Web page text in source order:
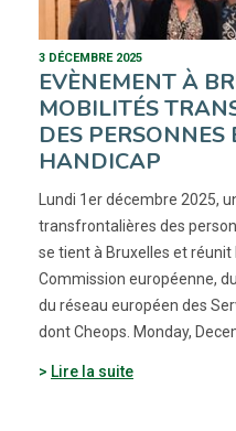
3 DÉCEMBRE 2025
EVÈNEMENT À
MOBILITÉS
DES
HANDICAP
Lundi 1er décembre 2025,
transfrontalières des
se tient à Bruxelles et
Commission européenne,
du réseau européen des
dont Cheops. Monday,
Lire la suite